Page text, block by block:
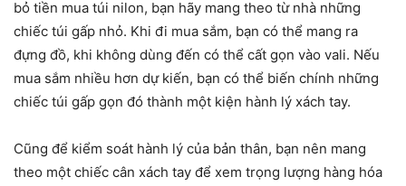
bỏ tiền mua túi nilon, bạn hãy mang theo từ nhà những
chiếc túi gấp nhỏ. Khi đi mua sắm, bạn có thể mang ra
đựng đồ, khi không dùng đến có thể cất gọn vào vali. Nếu
mua sắm nhiều hơn dự kiến, bạn có thể biến chính những
chiếc túi gấp gọn đó thành một kiện hành lý xách tay.
Cũng để kiểm soát hành lý của bản thân, bạn nên mang
theo một chiếc cân xách tay để xem trọng lượng hàng hóa